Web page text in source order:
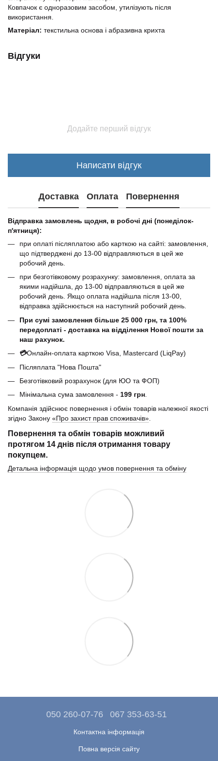
Ковпачок є одноразовим засобом, утилізують після
використання.
Матеріал: текстильна основа і абразивна крихта
Відгуки
Додайте перший відгук
Написати відгук
Доставка Оплата Повернення
Відправка замовлень щодня, в робочі дні (понеділок-
п'ятниця):
при оплаті післяплатою або карткою на сайті: замовлення,
що підтверджені до 13-00 відправляються в цей же
робочий день.
при безготівковому розрахунку: замовлення, оплата за
якими надійшла, до 13-00 відправляються в цей же
робочий день. Якщо оплата надійшла після 13-00,
відправка здійснюється на наступний робочий день.
При сумі замовлення більше 25 000 грн, та 100%
передоплаті - доставка на відділення Нової пошти за
наш рахунок.
💳Онлайн-оплата карткою Visa, Mastercard (LiqPay)
Післяплата "Нова Пошта"
Безготівковий розрахунок (для ЮО та ФОП)
Мінімальна сума замовлення - 199 грн.
Компанія здійснює повернення і обмін товарів належної якості
згідно Закону «Про захист прав споживачів»
Повернення та обмін товарів можливий
протягом 14 днів після отримання товару
покупцем.
Детальна інформація щодо умов повернення та обміну
050 260-07-76 067 353-63-51
Контактна інформація
Повна версія сайту